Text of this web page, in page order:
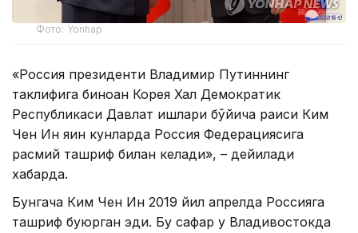
Фото: Yonhap
«Россия президенти Владимир Путиннинг
таклифига биноан Корея Халқ Демократик
Республикаси Давлат ишлари бўйича раиси Ким
Чен Ин яқин кунларда Россия Федерациясига
расмий ташриф билан келади», – дейилади
хабарда.
Бунгача Ким Чен Ин 2019 йил апрелда Россияга
ташриф буюрган эди. Бу сафар у Владивостокда